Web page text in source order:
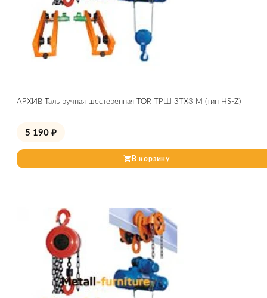
АРХИВ Таль ручная шестеренная TOR ТРШ 3ТХ3 М (тип HS-Z)
5 190 ₽
В корзину